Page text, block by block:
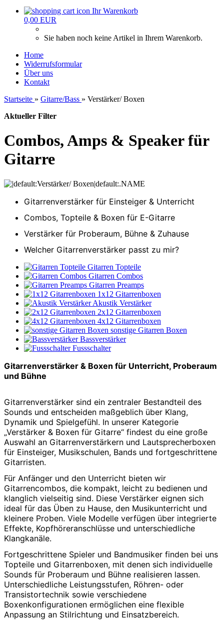
Ihr Warenkorb
0,00 EUR
Sie haben noch keine Artikel in Ihrem Warenkorb.
Home
Widerrufsformular
Über uns
Kontakt
Startseite » Gitarre/Bass » Verstärker/ Boxen
Aktueller Filter
Combos, Amps & Speaker für
Gitarre
Gitarrenverstärker für Einsteiger & Unterricht
Combos, Topteile & Boxen für E-Gitarre
Verstärker für Proberaum, Bühne & Zuhause
Welcher Gitarrenverstärker passt zu mir?
Gitarren Topteile
Gitarren Combos
Gitarren Preamps
1x12 Gitarrenboxen
Akustik Verstärker
2x12 Gitarrenboxen
4x12 Gitarrenboxen
sonstige Gitarren Boxen
Bassverstärker
Fussschalter
Gitarrenverstärker & Boxen für Unterricht, Proberaum
und Bühne
Gitarrenverstärker sind ein zentraler Bestandteil des
Sounds und entscheiden maßgeblich über Klang,
Dynamik und Spielgefühl. In unserer Kategorie
„Verstärker & Boxen für Gitarre“ findest du eine große
Auswahl an Gitarrenverstärkern und Lautsprecherboxen
für Einsteiger, Musikschulen, Bands und fortgeschrittene
Gitarristen.
Für Anfänger und den Unterricht bieten wir
Gitarrencombos, die kompakt, leicht zu bedienen und
klanglich vielseitig sind. Diese Verstärker eignen sich
ideal für das Üben zu Hause, den Musikunterricht und
kleinere Proben. Viele Modelle verfügen über integrierte
Effekte, Kopfhöreranschlüsse und unterschiedliche
Klangkanäle.
Fortgeschrittene Spieler und Bandmusiker finden bei uns
Topteile und Gitarrenboxen, mit denen sich individuelle
Sounds für Proberaum und Bühne realisieren lassen.
Unterschiedliche Leistungsstufen, Röhren- oder
Transistortechnik sowie verschiedene
Boxenkonfigurationen ermöglichen eine flexible
Anpassung an Stilrichtung und Einsatzbereich.